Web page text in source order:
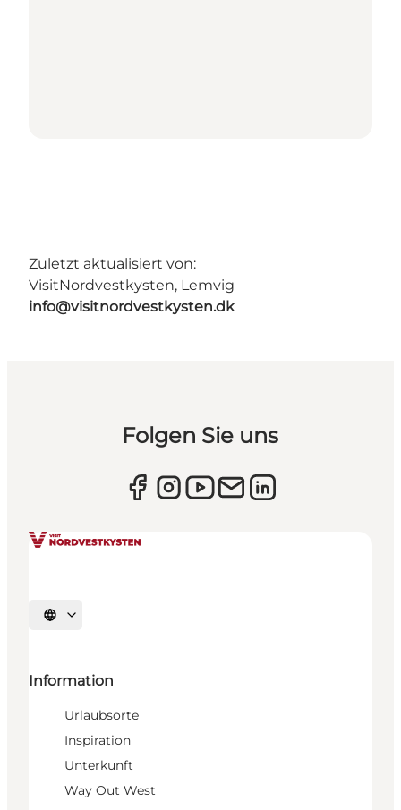
Zuletzt aktualisiert von:
VisitNordvestkysten, Lemvig
info@visitnordvestkysten.dk
Folgen Sie uns
Sprache auswählen
Information
Urlaubsorte
Inspiration
Unterkunft
Way Out West